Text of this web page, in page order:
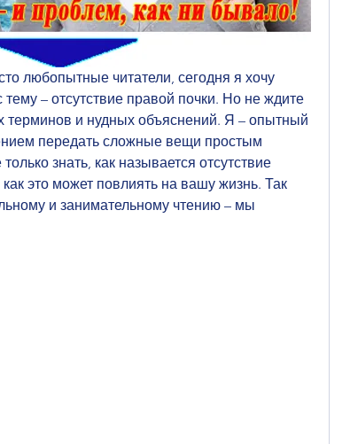
любопытные читатели, сегодня я хочу
– отсутствие правой почки. Но не ждите
терминов и нудных объяснений. Я – опытный
передать сложные вещи простым
знать, как называется отсутствие
это может повлиять на вашу жизнь. Так
и занимательному чтению – мы